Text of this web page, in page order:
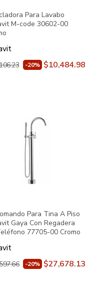
Para Lavabo
M-code 30602-00
-20% $10,484.98
Para Tina A Piso
Gaya Con Regadera
77705-00 Cromo
-20% $27,678.13